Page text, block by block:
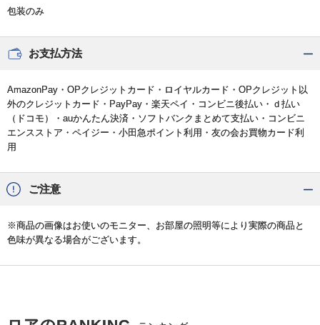
包装のみ
お支払方法
AmazonPay・OPクレジットカード・ロイヤルカード・OPクレジット以
外のクレジットカード・PayPay・楽天ペイ・コンビニ後払い・ｄ払い
（ドコモ）・auかんたん決済・ソフトバンクまとめて支払い・コンビニ
エンスストア・ペイジー・小田急ポイント利用・友の会お買物カード利
用
ご注意
※商品の画像はお使いのモニター、お部屋の照明等により実際の商品と
色味が異なる場合がございます。